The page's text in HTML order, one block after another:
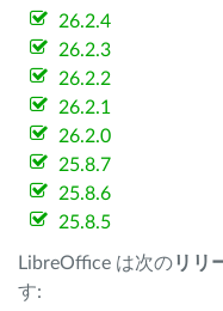
26.2.4
26.2.3
26.2.2
26.2.1
26.2.0
25.8.7
25.8.6
25.8.5
LibreOffice は次のリリ
す: